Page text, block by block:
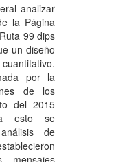
analizar
la Página
99 dips
un diseño
por la
de los
del 2015
esto se
de